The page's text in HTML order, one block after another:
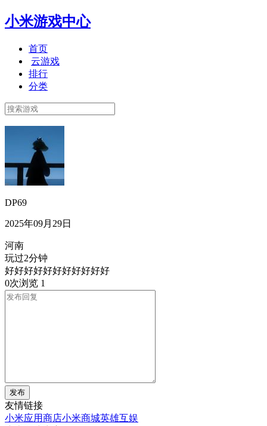
小米游戏中心
首页
云游戏
排行
分类
DP69
2025年09月29日
河南
玩过2分钟
好好好好好好好好好好好
0次浏览 1
发布
友情链接
小米应用商店小米商城英雄互娱